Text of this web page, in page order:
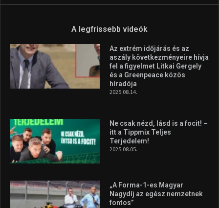
A legfrissebb videók
Az extrém időjárás és az
aszály következményeire hívja
fel a figyelmet Litkai Gergely
és a Greenpeace közös
híradója
2025.08.14.
Ne csak nézd, lásd is a focit! –
itt a Tippmix Teljes
Terjedelem!
2025.08.05.
„A Forma-1-es Magyar
Nagydíj az egész nemzetnek
fontos”